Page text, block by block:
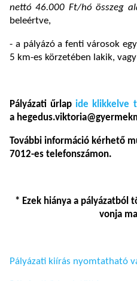
nettó 46.000 Ft/hó összeg
beleértve,
- a pályázó a fenti városok
5 km-es körzetében lakik,
Pályázati űrlap ide klikkelve
a
További információ kérhető
7012-es telefonszámon.
* Ezek hiánya a pályázatból
vonja
Pályázati kiírás nyomtatható